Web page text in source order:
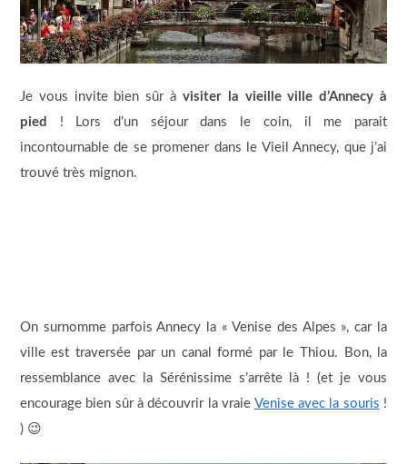
Je vous invite bien sûr à visiter la vieille ville d’Annecy à
pied
! Lors d’un séjour dans le coin, il me parait
incontournable de se promener dans le Vieil Annecy, que j’ai
trouvé très mignon.
On surnomme parfois Annecy la « Venise des Alpes », car la
ville est traversée par un canal formé par le Thiou. Bon, la
ressemblance avec la Sérénissime s’arrête là ! (et je vous
encourage bien sûr à découvrir la vraie Venise avec la souris !
) 😉